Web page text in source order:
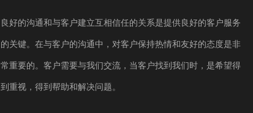
良好的沟通和与客户建立互相信任的关系是提供良好的客户服务
的关键。在与客户的沟通中，对客户保持热情和友好的态度是非
常重要的。客户需要与我们交流，当客户找到我们时，是希望得
到重视，得到帮助和解决问题。